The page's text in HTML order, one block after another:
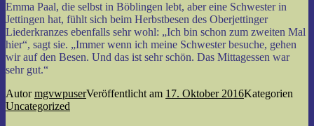
Emma Paal, die selbst in Böblingen lebt, aber eine Schwester in
Jettingen hat, fühlt sich beim Herbstbesen des Oberjettinger
Liederkranzes ebenfalls sehr wohl: „Ich bin schon zum zweiten Mal
hier“, sagt sie. „Immer wenn ich meine Schwester besuche, gehen
wir auf den Besen. Und das ist sehr schön. Das Mittagessen war
sehr gut.“
AutormgvwpuserVeröffentlicht am 17. Oktober 2016Kategorien
Uncategorized